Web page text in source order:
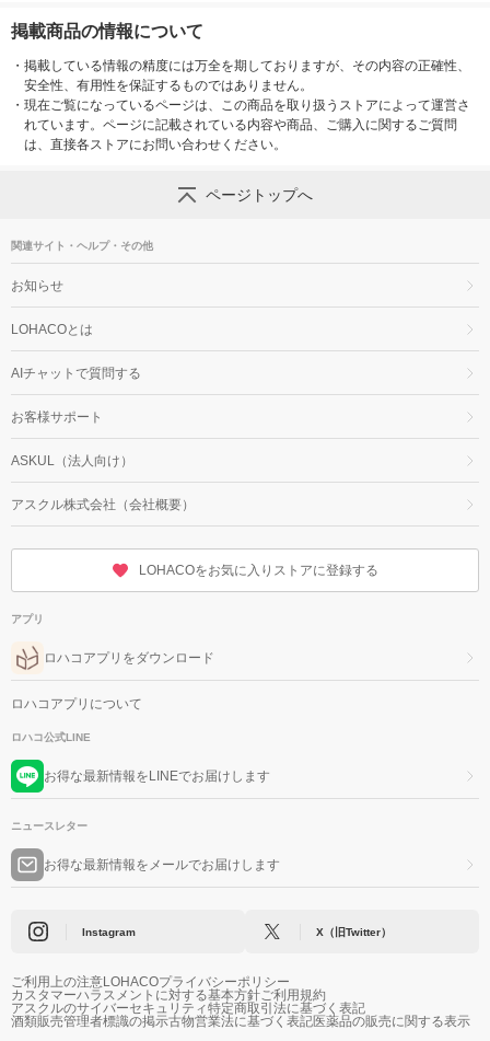
掲載商品の情報について
・ 掲載している情報の精度には万全を期しておりますが、その内容の正確性、
安全性、有用性を保証するものではありません。
・ 現在ご覧になっているページは、この商品を取り扱うストアによって運営さ
れています。ページに記載されている内容や商品、ご購入に関するご質問
は、直接各ストアにお問い合わせください。
ページトップへ
関連サイト・ヘルプ・その他
お知らせ
LOHACOとは
AIチャットで質問する
お客様サポート
ASKUL（法人向け）
アスクル株式会社（会社概要）
LOHACOをお気に入りストアに登録する
アプリ
ロハコアプリをダウンロード
ロハコアプリについて
ロハコ公式LINE
お得な最新情報をLINEでお届けします
ニュースレター
お得な最新情報をメールでお届けします
Instagram X（旧Twitter）
ご利用上の注意LOHACOプライバシーポリシー
カスタマーハラスメントに対する基本方針ご利用規約
アスクルのサイバーセキュリティ特定商取引法に基づく表記
酒類販売管理者標識の掲示古物営業法に基づく表記医薬品の販売に関する表示